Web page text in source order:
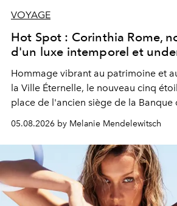
VOYAGE
Hot Spot : Corinthia Rome,
d'un luxe intemporel et
Hommage vibrant au patrimoine et
la Ville Éternelle, le nouveau cinq
place de l'ancien siège de la Banque
de vivre Romain dans toute son
05.08.2026 by Melanie Mendelewitsch